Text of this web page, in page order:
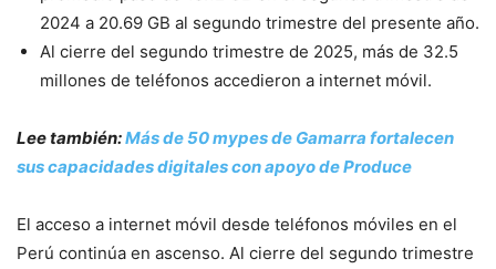
2024 a 20.69 GB al segundo trimestre del presente año.
Al cierre del segundo trimestre de 2025, más de 32.5
millones de teléfonos accedieron a internet móvil.
Lee también:Más de 50 mypes de Gamarra fortalecen
sus capacidades digitales con apoyo de Produce
El acceso a internet móvil desde teléfonos móviles en el
Perú continúa en ascenso. Al cierre del segundo trimestre